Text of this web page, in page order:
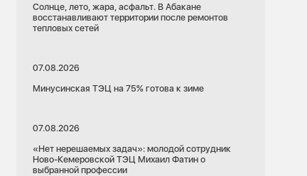
Солнце, лето, жара, асфальт. В Абакане
восстанавливают территории после ремонтов
тепловых сетей
07.08.2026
Минусинская ТЭЦ на 75% готова к зиме
07.08.2026
«Нет нерешаемых задач»: молодой сотрудник
Ново-Кемеровской ТЭЦ Михаил Фатин о
выбранной профессии